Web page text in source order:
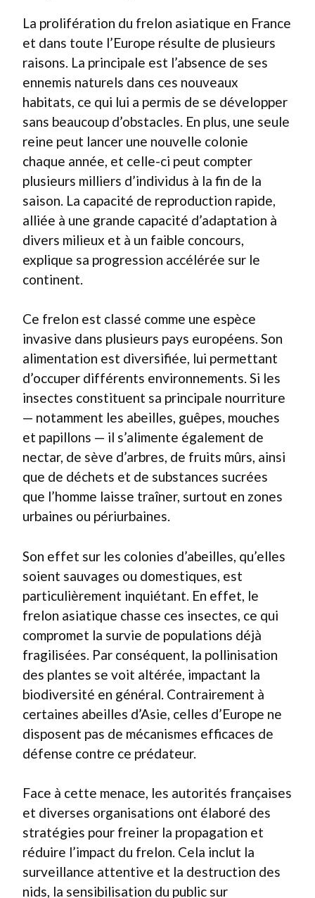
La prolifération du frelon asiatique en France
et dans toute l’Europe résulte de plusieurs
raisons. La principale est l’absence de ses
ennemis naturels dans ces nouveaux
habitats, ce qui lui a permis de se développer
sans beaucoup d’obstacles. En plus, une seule
reine peut lancer une nouvelle colonie
chaque année, et celle-ci peut compter
plusieurs milliers d’individus à la fin de la
saison. La capacité de reproduction rapide,
alliée à une grande capacité d’adaptation à
divers milieux et à un faible concours,
explique sa progression accélérée sur le
continent.
Ce frelon est classé comme une espèce
invasive dans plusieurs pays européens. Son
alimentation est diversifiée, lui permettant
d’occuper différents environnements. Si les
insectes constituent sa principale nourriture
— notamment les abeilles, guêpes, mouches
et papillons — il s’alimente également de
nectar, de sève d’arbres, de fruits mûrs, ainsi
que de déchets et de substances sucrées
que l’homme laisse traîner, surtout en zones
urbaines ou périurbaines.
Son effet sur les colonies d’abeilles, qu’elles
soient sauvages ou domestiques, est
particulièrement inquiétant. En effet, le
frelon asiatique chasse ces insectes, ce qui
compromet la survie de populations déjà
fragilisées. Par conséquent, la pollinisation
des plantes se voit altérée, impactant la
biodiversité en général. Contrairement à
certaines abeilles d’Asie, celles d’Europe ne
disposent pas de mécanismes efficaces de
défense contre ce prédateur.
Face à cette menace, les autorités françaises
et diverses organisations ont élaboré des
stratégies pour freiner la propagation et
réduire l’impact du frelon. Cela inclut la
surveillance attentive et la destruction des
nids, la sensibilisation du public sur